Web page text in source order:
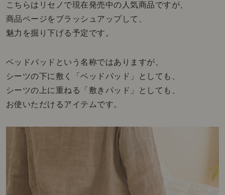
こちらはリセノで現在発売中の人気商品ですが、
商品ページをブラッシュアップして、
魅力を掘り下げる予定です。
ベッドパッドという名称ではありますが、
シーツの下に敷く「ベッドパッド」としても、
シーツの上に重ねる「敷きパッド」としても、
お使いただけるアイテムです。